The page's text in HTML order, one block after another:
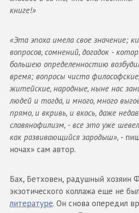
книге!»
«Эта эпоха имела свое значение;
вопросов, сомнений, догадок -
большею определенностию
время; вопросы чисто
житейские, народные, ныне нас
людей и тогда, и много, много
прямо, и вкривь, и вкось, даже
славянофилизм, - все это уже
как развивающийся зародыш», -
ночах» сам автор.
Бах, Бетховен, радушный хозяин
экзотического коллажа еще не
литературе. Он снова опередил